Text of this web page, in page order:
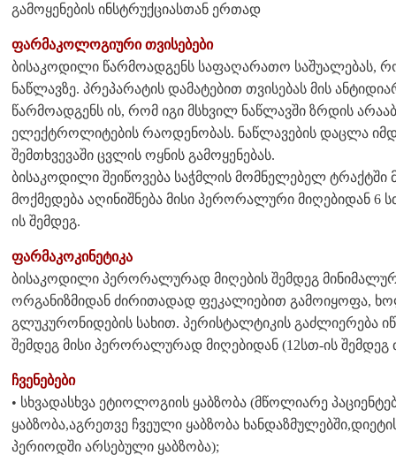
გამოყენების ინსტრუქციასთან ერთად
ფარმაკოლოგიური თვისებები
ბისაკოდილი წარმოადგენს საფაღარათო საშუალებას,
ნაწლავზე. პრეპარატის დამატებით თვისებას მის
წარმოადგენს ის, რომ იგი მსხვილ ნაწლავში ზრდის
ელექტროლიტების რაოდენობას. ნაწლავების დაცლა
შემთხვევაში ცვლის ოყნის გამოყენებას.
ბისაკოდილი შეიწოვება საჭმლის მომნელებელ
მოქმედება აღინიშნება მისი პერორალური მიღებიდან 6
ის შემდეგ.
ფარმაკოკინეტიკა
ბისაკოდილი პერორალურად მიღების შემდეგ
ორგანიზმიდან ძირითადად ფეკალიებით გამოიყოფა,
გლუკურონიდების სახით. პერისტალტიკის გაძლიერება
შემდეგ მისი პერორალურად მიღებიდან (12სთ-ის შემდეგ
ჩვენებები
• სხვადასხვა ეტიოლოგიის ყაბზობა (მწოლიარე
ყაბზობა,აგრეთვე ჩვეული ყაბზობა
პერიოდში არსებული ყაბზობა);